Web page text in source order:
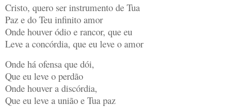
Cristo, quero ser instrumento de Tua
Paz e do Teu infinito amor
Onde houver ódio e rancor, que eu
Leve a concórdia, que eu leve o amor
Onde há ofensa que dói,
Que eu leve o perdão
Onde houver a discórdia,
Que eu leve a união e Tua paz